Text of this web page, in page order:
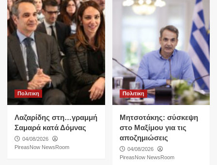
Πολιτικη
Λαζαρίδης στη…γραμμή
Σαμαρά κατά Δόμνας
04/08/2026
PireasNow NewsRoom
Πολιτικη
Μητσοτάκης: σύσκεψη
στο Μαξίμου για τις
αποζημιώσεις
04/08/2026
PireasNow NewsRoom